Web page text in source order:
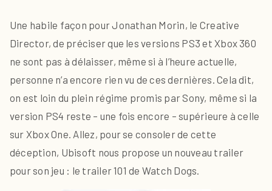
Une habile façon pour Jonathan Morin, le Creative
Director, de préciser que les versions PS3 et Xbox 360
ne sont pas à délaisser, même si à l’heure actuelle,
personne n’a encore rien vu de ces dernières. Cela dit,
on est loin du plein régime promis par Sony, même si la
version PS4 reste – une fois encore – supérieure à celle
sur Xbox One. Allez, pour se consoler de cette
déception, Ubisoft nous propose un nouveau trailer
pour son jeu : le trailer 101 de Watch Dogs.